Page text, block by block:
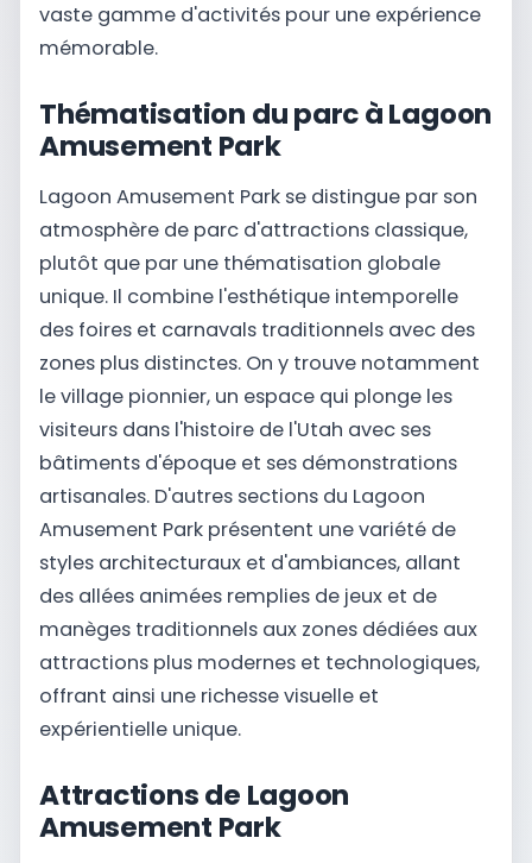
vaste gamme d'activités pour une expérience
mémorable.
Thématisation du parc à Lagoon
Amusement Park
Lagoon Amusement Park se distingue par son
atmosphère de parc d'attractions classique,
plutôt que par une thématisation globale
unique. Il combine l'esthétique intemporelle
des foires et carnavals traditionnels avec des
zones plus distinctes. On y trouve notamment
le village pionnier, un espace qui plonge les
visiteurs dans l'histoire de l'Utah avec ses
bâtiments d'époque et ses démonstrations
artisanales. D'autres sections du Lagoon
Amusement Park présentent une variété de
styles architecturaux et d'ambiances, allant
des allées animées remplies de jeux et de
manèges traditionnels aux zones dédiées aux
attractions plus modernes et technologiques,
offrant ainsi une richesse visuelle et
expérientielle unique.
Attractions de Lagoon
Amusement Park